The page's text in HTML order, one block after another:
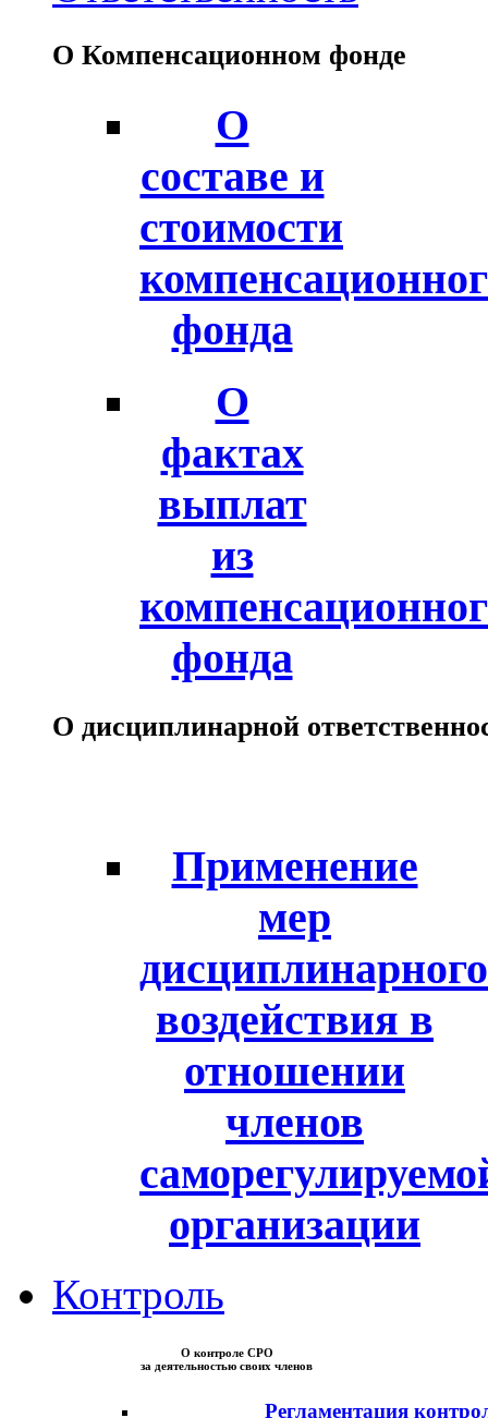
О Компенсационном фонде
О
составе и
стоимости
фонда
О
фактах
выплат
из
фонда
О дисциплинарной
Применение
мер
дисциплинарного
воздействия в
отношении
членов
организации
Контроль
О контроле СРО
за деятельностью своих членов
Регламентация